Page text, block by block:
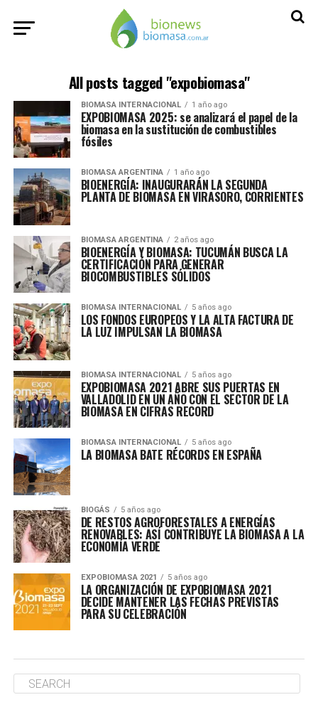
All posts tagged "expobiomasa"
BIOMASA INTERNACIONAL 1 año ago
EXPOBIOMASA 2025: se analizará el papel de la
biomasa en la sustitución de combustibles
fósiles
BIOMASA ARGENTINA 1 año ago
BIOENERGÍA: INAUGURARÁN LA SEGUNDA
PLANTA DE BIOMASA EN VIRASORO, CORRIENTES
BIOMASA ARGENTINA 2 años ago
BIOENERGÍA Y BIOMASA: TUCUMÁN BUSCA LA
CERTIFICACIÓN PARA GENERAR
BIOCOMBUSTIBLES SÓLIDOS
BIOMASA INTERNACIONAL 5 años ago
LOS FONDOS EUROPEOS Y LA ALTA FACTURA DE
LA LUZ IMPULSAN LA BIOMASA
BIOMASA INTERNACIONAL 5 años ago
EXPOBIOMASA 2021 ABRE SUS PUERTAS EN
VALLADOLID EN UN AÑO CON EL SECTOR DE LA
BIOMASA EN CIFRAS RECORD
BIOMASA INTERNACIONAL 5 años ago
LA BIOMASA BATE RÉCORDS EN ESPAÑA
BIOGÁS 5 años ago
DE RESTOS AGROFORESTALES A ENERGÍAS
RENOVABLES: ASÍ CONTRIBUYE LA BIOMASA A LA
ECONOMÍA VERDE
EXPOBIOMASA 2021 5 años ago
LA ORGANIZACIÓN DE EXPOBIOMASA 2021
DECIDE MANTENER LAS FECHAS PREVISTAS
PARA SU CELEBRACIÓN